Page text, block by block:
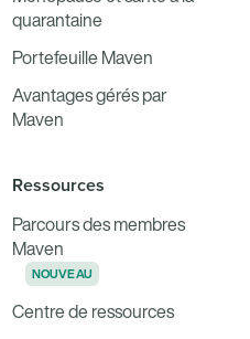
quarantaine
Portefeuille Maven
Avantages gérés par
Maven
Ressources
Parcours des membres
Maven
NOUVEAU
Centre de ressources